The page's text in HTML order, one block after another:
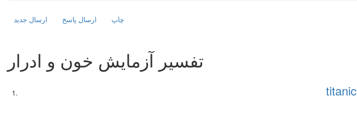
ارسال جديد ارسال پاسخ چاپ
تفسیر آزمایش خون و ادرار
titanic